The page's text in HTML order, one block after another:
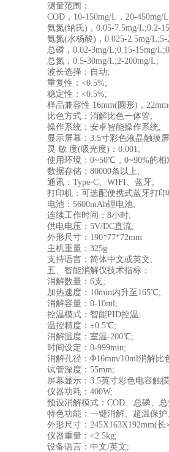
测量范围：
COD，10-150mg/L，20-450mg/L
氨氮(纳氏)，0.05-7.5mg/L;0.2-
氨氮(水杨酸)，0.025-2.5mg/L;5-
总磷，0.02-3mg/L;0.15-15mg/
总氮，0.5-30mg/L;2-200mg/L;
波长选择：自动;
重复性：<0.5%;
稳定性：<0.5%;
样品兼容性 16mm(圆形)，
比色方式：消解比色一体管;
操作系统：安卓智能操作系统;
显示屏幕：3.5寸彩色液晶触摸
灵 敏 度(吸光度)：0.001;
使用环境：0~50℃，0~90%的相
数据存储：80000条以上;
通讯：Type-C、WIFI、蓝牙;
打印机：可选配便携式蓝牙打印
电池：5600mAh锂电池;
连续工作时间：8小时;
供电电压：5V/DC直流;
外形尺寸：190*77*72mm
主机重量：325g
支持语言：简体中文或英文;
五、智能消解仪技术指标：
消解数量：6支;
加热速度：10min内升至165℃;
消解容量：0-10ml;
控温模式：智能PID控温;
温控精度：±0.5℃;
消解温度：室温-200℃;
时间设定：0-999min;
消解孔径：Φ16mm/10ml消解比
试管深度：55mm;
屏幕显示：3.5英寸彩色电容触
仪器功耗：400W;
预设消解模式：COD、总磷、总
特色功能：一键消解、超温保护
外形尺寸：245X163X192mm(长
仪器重量：<2.5kg;
设备语言：中文/英文;